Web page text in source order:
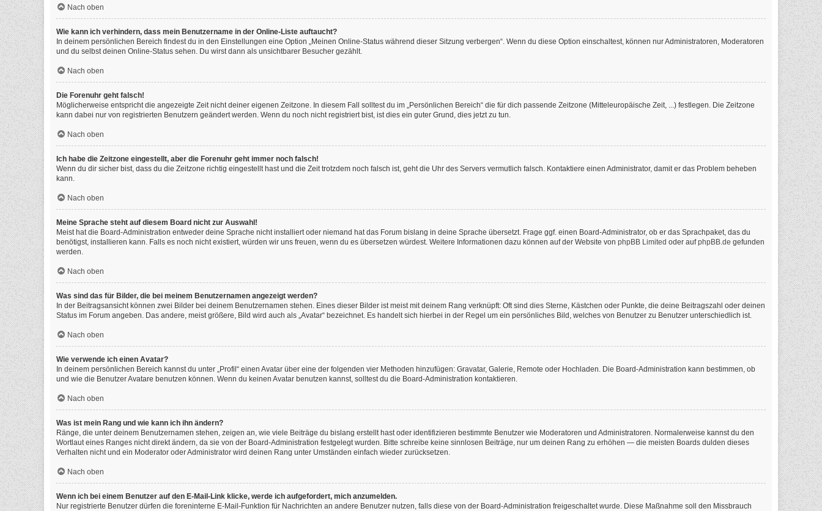
Nach oben
Wie kann ich verhindern, dass mein Benutzername in der Online-Liste auftaucht?
In deinem persönlichen Bereich findest du in den Einstellungen eine Option „Meinen Online-Status während dieser Sitzung verbergen“. Wenn du diese Option einschaltest, können nur Administratoren, Moderatoren
und du selbst deinen Online-Status sehen. Du wirst dann als unsichtbarer Besucher gezählt.
Nach oben
Die Forenuhr geht falsch!
Möglicherweise entspricht die angezeigte Zeit nicht deiner eigenen Zeitzone. In diesem Fall solltest du im „Persönlichen Bereich“ die für dich passende Zeitzone (Mitteleuropäische Zeit, ...) festlegen. Die Zeitzone
kann dabei nur von registrierten Benutzern geändert werden. Wenn du noch nicht registriert bist, ist dies ein guter Grund, dies jetzt zu tun.
Nach oben
Ich habe die Zeitzone eingestellt, aber die Forenuhr geht immer noch falsch!
Wenn du dir sicher bist, dass du die Zeitzone richtig eingestellt hast und die Zeit trotzdem noch falsch ist, geht die Uhr des Servers vermutlich falsch. Kontaktiere einen Administrator, damit er das Problem beheben
kann.
Nach oben
Meine Sprache steht auf diesem Board nicht zur Auswahl!
Meist hat die Board-Administration entweder deine Sprache nicht installiert oder niemand hat das Forum bislang in deine Sprache übersetzt. Frage ggf. einen Board-Administrator, ob er das Sprachpaket, das du
benötigst, installieren kann. Falls es noch nicht existiert, würden wir uns freuen, wenn du es übersetzen würdest. Weitere Informationen dazu können auf der Website von phpBB Limited oder aufphpBB.de gefunden
werden.
Nach oben
Was sind das für Bilder, die bei meinem Benutzernamen angezeigt werden?
In der Beitragsansicht können zwei Bilder bei deinem Benutzernamen stehen. Eines dieser Bilder ist meist mit deinem Rang verknüpft: Oft sind dies Sterne, Kästchen oder Punkte, die deine Beitragszahl oder deinen
Status im Forum angeben. Das andere, meist größere, Bild wird auch als „Avatar“ bezeichnet. Es handelt sich hierbei in der Regel um ein persönliches Bild, welches von Benutzer zu Benutzer unterschiedlich ist.
Nach oben
Wie verwende ich einen Avatar?
In deinem persönlichen Bereich kannst du unter „Profil“ einen Avatar über eine der folgenden vier Methoden hinzufügen: Gravatar, Galerie, Remote oder Hochladen. Die Board-Administration kann bestimmen, ob
und wie die Benutzer Avatare benutzen können. Wenn du keinen Avatar benutzen kannst, solltest du die Board-Administration kontaktieren.
Nach oben
Was ist mein Rang und wie kann ich ihn ändern?
Ränge, die unter deinem Benutzernamen stehen, zeigen an, wie viele Beiträge du bislang erstellt hast oder identifizieren bestimmte Benutzer wie Moderatoren und Administratoren. Normalerweise kannst du den
Wortlaut eines Ranges nicht direkt ändern, da sie von der Board-Administration festgelegt wurden. Bitte schreibe keine sinnlosen Beiträge, nur um deinen Rang zu erhöhen — die meisten Boards dulden dieses
Verhalten nicht und ein Moderator oder Administrator wird deinen Rang unter Umständen einfach wieder zurücksetzen.
Nach oben
Wenn ich bei einem Benutzer auf den E-Mail-Link klicke, werde ich aufgefordert, mich anzumelden.
Nur registrierte Benutzer dürfen die foreninterne E-Mail-Funktion für Nachrichten an andere Benutzer nutzen, falls diese von der Board-Administration freigeschaltet wurde. Diese Maßnahme soll den Missbrauch